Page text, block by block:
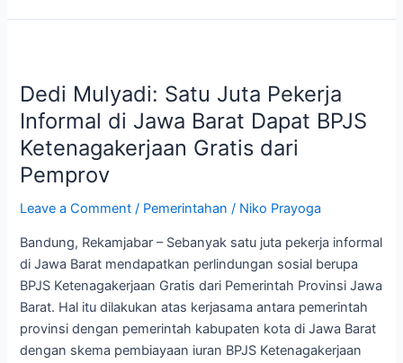
Dedi Mulyadi: Satu Juta Pekerja
Informal di Jawa Barat Dapat BPJS
Ketenagakerjaan Gratis dari
Pemprov
Leave a Comment / Pemerintahan / Niko Prayoga
Bandung, Rekamjabar – Sebanyak satu juta pekerja informal
di Jawa Barat mendapatkan perlindungan sosial berupa
BPJS Ketenagakerjaan Gratis dari Pemerintah Provinsi Jawa
Barat. Hal itu dilakukan atas kerjasama antara pemerintah
provinsi dengan pemerintah kabupaten kota di Jawa Barat
dengan skema pembiayaan iuran BPJS Ketenagakerjaan
Satu
Juta
Pekerja
Informal
di
Jawa
Dapat
BPJS
Ketenagakerjaan
Gratis
dari
Pemprov